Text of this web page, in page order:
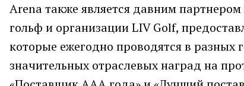
Arena также является давним
гольф и организации LIV Golf,
которые ежегодно проводятся в разных
значительных отраслевых наград на